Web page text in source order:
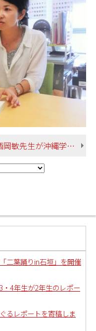
【西岡敏先生が沖縄学研究機関連絡会議に参加しましたーー大学サイトより】
二葉踊りin石垣」を開催
4年生が2年生のレポー
るレポートを寄稿しま